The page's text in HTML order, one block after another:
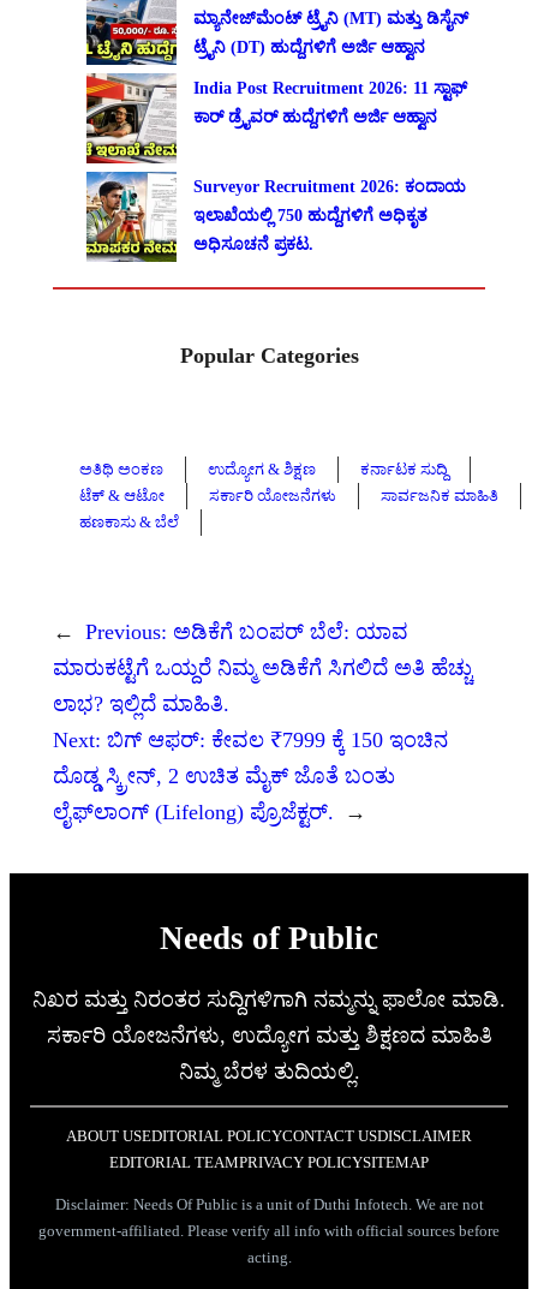
ಮ್ಯಾನೇಜ್‌ಮೆಂಟ್ ಟ್ರೈನಿ (MT) ಮತ್ತು ಡಿಸೈನ್
ಟ್ರೈನಿ (DT) ಹುದ್ದೆಗಳಿಗೆ ಅರ್ಜಿ ಆಹ್ವಾನ
India Post Recruitment 2026: 11 ಸ್ಟಾಫ್
ಕಾರ್ ಡ್ರೈವರ್ ಹುದ್ದೆಗಳಿಗೆ ಅರ್ಜಿ ಆಹ್ವಾನ
Surveyor Recruitment 2026: ಕಂದಾಯ
ಇಲಾಖೆಯಲ್ಲಿ 750 ಹುದ್ದೆಗಳಿಗೆ ಅಧಿಕೃತ
ಅಧಿಸೂಚನೆ ಪ್ರಕಟ.
Popular Categories
ಅತಿಥಿ ಅಂಕಣ ಉದ್ಯೋಗ & ಶಿಕ್ಷಣ
ಕರ್ನಾಟಕ ಸುದ್ದಿ
ಟೆಕ್ & ಆಟೋ
ಸರ್ಕಾರಿ ಯೋಜನೆಗಳು
ಸಾರ್ವಜನಿಕ ಮಾಹಿತಿ
ಹಣಕಾಸು & ಬೆಲೆ
← Previous: ಅಡಿಕೆಗೆ ಬಂಪರ್ ಬೆಲೆ: ಯಾವ
ಮಾರುಕಟ್ಟೆಗೆ ಒಯ್ದರೆ ನಿಮ್ಮ ಅಡಿಕೆಗೆ ಸಿಗಲಿದೆ ಅತಿ ಹೆಚ್ಚು
ಲಾಭ? ಇಲ್ಲಿದೆ ಮಾಹಿತಿ.
Next: ಬಿಗ್ ಆಫರ್: ಕೇವಲ ₹7999 ಕ್ಕೆ 150 ಇಂಚಿನ
ದೊಡ್ಡ ಸ್ಕ್ರೀನ್, 2 ಉಚಿತ ಮೈಕ್ ಜೊತೆ ಬಂತು
ಲೈಫ್‌ಲಾಂಗ್ (Lifelong) ಪ್ರೊಜೆಕ್ಟರ್.
→
Needs of Public
ನಿಖರ ಮತ್ತು ನಿರಂತರ ಸುದ್ದಿಗಳಿಗಾಗಿ ನಮ್ಮನ್ನು ಫಾಲೋ ಮಾಡಿ.
ಸರ್ಕಾರಿ ಯೋಜನೆಗಳು, ಉದ್ಯೋಗ ಮತ್ತು ಶಿಕ್ಷಣದ ಮಾಹಿತಿ
ನಿಮ್ಮ ಬೆರಳ ತುದಿಯಲ್ಲಿ.
ABOUT USEDITORIAL POLICYCONTACT USDISCLAIMER
EDITORIAL TEAMPRIVACY POLICYSITEMAP
Disclaimer: Needs Of Public is a unit of Duthi Infotech. We are not
government-affiliated. Please verify all info with official sources before
acting.